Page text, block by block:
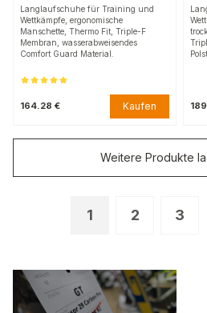
Langlaufschuhe für Training und
Wettkämpfe, ergonomische
Manschette, Thermo Fit, Triple-F
Membran, wasserabweisendes
Comfort Guard Material.
164.28 € Kaufen
1 2 3
Weitere Produkte